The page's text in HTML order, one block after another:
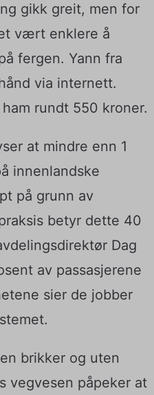
gikk greit, men for
vært enklere å
fergen. Yann fra
via internett.
rundt 550 kroner.
at mindre enn 1
innenlandske
på grunn av
betyr dette 40
Dag
av passasjerene
sier de jobber
brikker og uten
vegvesen påpeker at